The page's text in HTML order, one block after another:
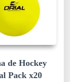
de Hockey
Pack x20